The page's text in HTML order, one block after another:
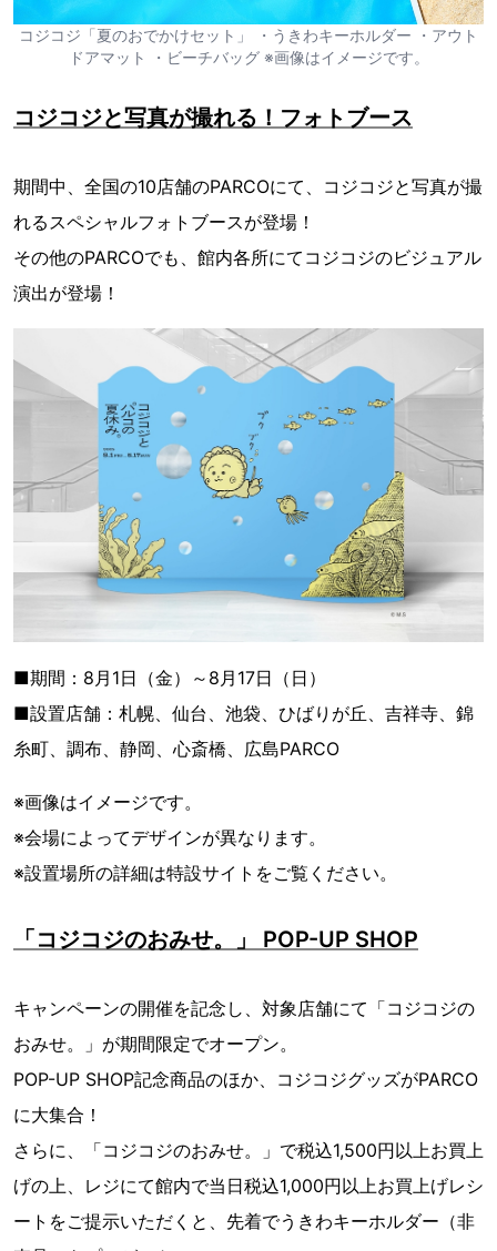
コジコジ「夏のおでかけセット」 ・うきわキーホルダー ・アウト
ドアマット ・ビーチバッグ ※画像はイメージです。
コジコジと写真が撮れる！フォトブース
期間中、全国の10店舗のPARCOにて、コジコジと写真が撮
れるスペシャルフォトブースが登場！
その他のPARCOでも、館内各所にてコジコジのビジュアル
演出が登場！
■期間：8月1日（金）～8月17日（日）
■設置店舗：札幌、仙台、池袋、ひばりが丘、吉祥寺、錦
糸町、調布、静岡、心斎橋、広島PARCO
※画像はイメージです。
※会場によってデザインが異なります。
※設置場所の詳細は特設サイトをご覧ください。
「コジコジのおみせ。」 POP-UP SHOP
キャンペーンの開催を記念し、対象店舗にて「コジコジの
おみせ。」が期間限定でオープン。
POP-UP SHOP記念商品のほか、コジコジグッズがPARCO
に大集合！
さらに、「コジコジのおみせ。」で税込1,500円以上お買上
げの上、レジにて館内で当日税込1,000円以上お買上げレシ
ートをご提示いただくと、先着でうきわキーホルダー（非